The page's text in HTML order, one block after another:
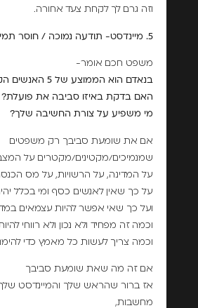
וזה גרם לך לקחת צעד אחורה.
5. מיינדסט- תודעה נמוכה / חוסר תמיכה מהסביבה:
משפט חכם אומר-
בנאדם הוא הממוצע של 5 האנשים הקרובים אליו.
האם בדקת באיזו סביבה את פועלת?
מי משפיע על צורת החשיבה שלך?
אם את שומעת סביבך רק משפטים
שמנמיכים/מקטינים/מקטרים על
על המדינה, על הרשויות, על מס
על כך שאין לאנשים כסף ומי בכלל
ועל כך שאי אפשר להיות עצמאים
וכמה זה מפחיד ולא נכון ולא רווחי
וכמה צריך לעשות כל מאמץ כדי
אם זה מה שאת שומעת סביבך
אז ברור שהראש שלך והמיינדסט
מחשבות,